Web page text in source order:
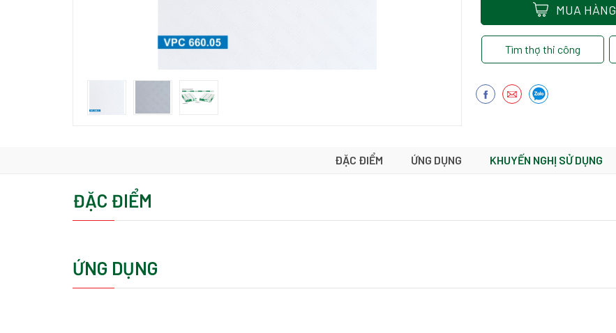
MUA HÀNG
Tìm thợ thi công
ĐẶC ĐIỂM ỨNG DỤNG KHUYẾN NGHỊ SỬ DỤNG
ĐẶC ĐIỂM
ỨNG DỤNG